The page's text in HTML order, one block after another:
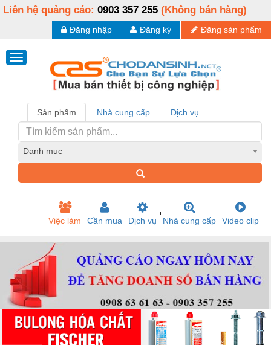
Liên hệ quảng cáo: 0903 357 255 (Không bán hàng)
Đăng sản phẩm
Đăng ký
Đăng nhập
Sản phẩm Nhà cung cấp Dịch vụ
Danh mục
Việc làm Cần mua Dịch vụ Nhà cung cấp Video clip